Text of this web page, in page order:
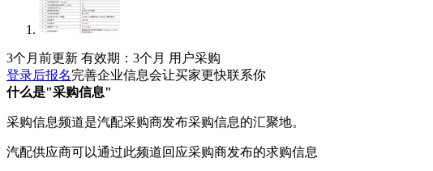
3个月前更新 有效期：3个月 用户采购
登录后报名完善企业信息会让买家更快联系你
什么是"采购信息"
采购信息频道是汽配采购商发布采购信息的汇聚地。
汽配供应商可以通过此频道回应采购商发布的求购信息